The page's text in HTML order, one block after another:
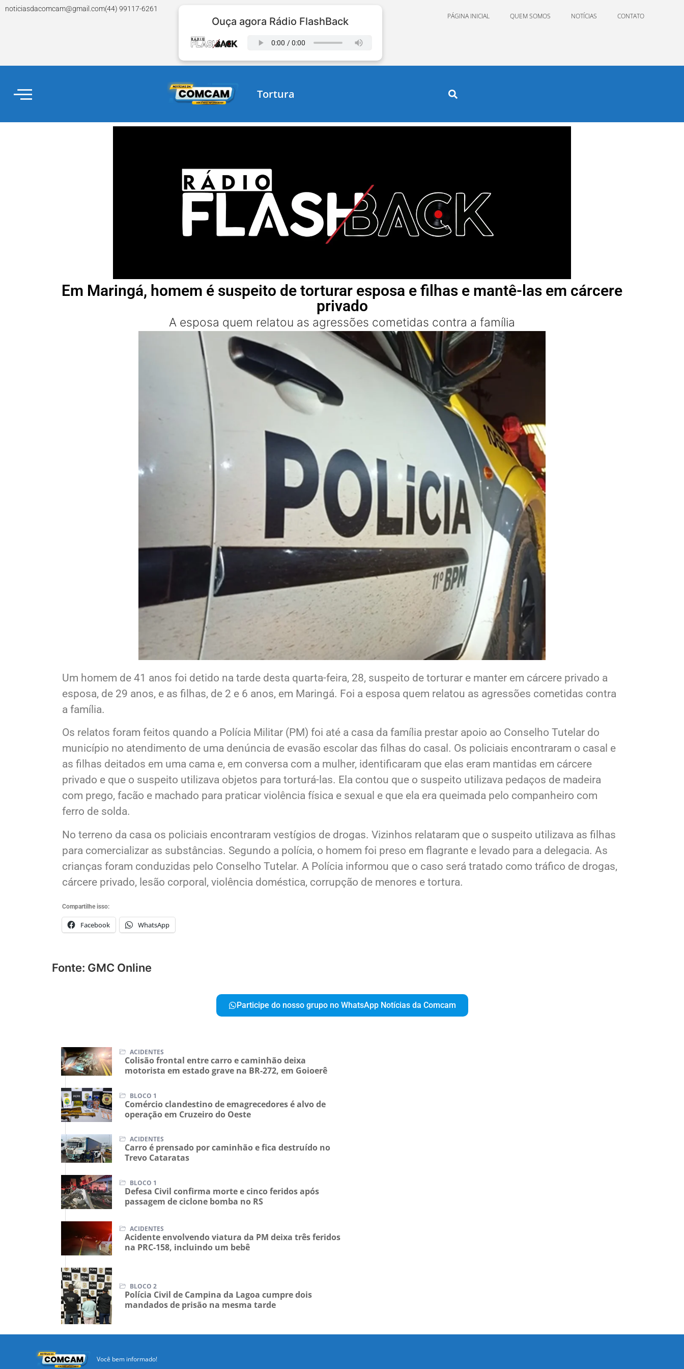
noticiasdacomcam@gmail.com(44) 99117-6261
Ouça agora Rádio FlashBack PÁGINA INICIAL QUEM SOMOS NOTÍCIAS CONTATO
Tortura
Em Maringá, homem é suspeito de torturar esposa e filhas e mantê-las em cárcere
privado
A esposa quem relatou as agressões cometidas contra a família
Um homem de 41 anos foi detido na tarde desta quarta-feira, 28, suspeito de torturar e manter em cárcere privado a
esposa, de 29 anos, e as filhas, de 2 e 6 anos, em Maringá. Foi a esposa quem relatou as agressões cometidas contra
a família.
Os relatos foram feitos quando a Polícia Militar (PM) foi até a casa da família prestar apoio ao Conselho Tutelar do
município no atendimento de uma denúncia de evasão escolar das filhas do casal. Os policiais encontraram o casal e
as filhas deitados em uma cama e, em conversa com a mulher, identificaram que elas eram mantidas em cárcere
privado e que o suspeito utilizava objetos para torturá-las. Ela contou que o suspeito utilizava pedaços de madeira
com prego, facão e machado para praticar violência física e sexual e que ela era queimada pelo companheiro com
ferro de solda.
No terreno da casa os policiais encontraram vestígios de drogas. Vizinhos relataram que o suspeito utilizava as filhas
para comercializar as substâncias. Segundo a polícia, o homem foi preso em flagrante e levado para a delegacia. As
crianças foram conduzidas pelo Conselho Tutelar. A Polícia informou que o caso será tratado como tráfico de drogas,
cárcere privado, lesão corporal, violência doméstica, corrupção de menores e tortura.
Compartilhe isso:
Facebook WhatsApp
Fonte: GMC Online
Participe do nosso grupo no WhatsApp Notícias da Comcam
ACIDENTES
Colisão frontal entre carro e caminhão deixa
motorista em estado grave na BR-272, em Goioerê
BLOCO 1
Comércio clandestino de emagrecedores é alvo de
operação em Cruzeiro do Oeste
ACIDENTES
Carro é prensado por caminhão e fica destruído no
Trevo Cataratas
BLOCO 1
Defesa Civil confirma morte e cinco feridos após
passagem de ciclone bomba no RS
ACIDENTES
Acidente envolvendo viatura da PM deixa três feridos
na PRC-158, incluindo um bebê
BLOCO 2
Polícia Civil de Campina da Lagoa cumpre dois
mandados de prisão na mesma tarde
Você bem informado!